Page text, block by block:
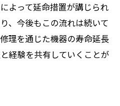
よって延命措置が講じられ
、今後もこの流れは続いて
理を通じた機器の寿命延長
経験を共有していくことが